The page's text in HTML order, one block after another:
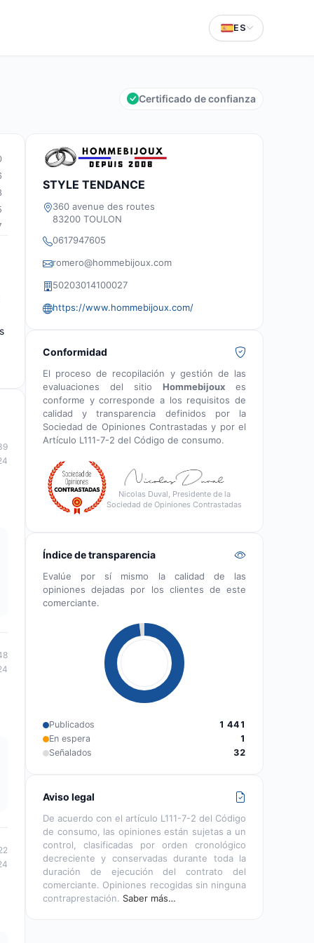
ES
Certificado de confianza
STYLE TENDANCE
360 avenue des routes
83200 TOULON
0617947605
romero@hommebijoux.com
50203014100027
https://www.hommebijoux.com/
Conformidad
El proceso de recopilación y gestión de las
evaluaciones del sitio Hommebijoux es
conforme y corresponde a los requisitos de
calidad y transparencia definidos por la
Sociedad de Opiniones Contrastadas y por el
Artículo L111-7-2 del Código de consumo.
Nicolas Duval, Presidente de la
Sociedad de Opiniones Contrastadas
Índice de transparencia
Evalúe por sí mismo la calidad de las
opiniones dejadas por los clientes de este
comerciante.
Publicados
1 441
En espera
1
Señalados
32
Aviso legal
De acuerdo con el artículo L111-7-2 del Código
de consumo, las opiniones están sujetas a un
control, clasificadas por orden cronológico
decreciente y conservadas durante toda la
duración de ejecución del contrato del
comerciante. Opiniones recogidas sin ninguna
contraprestación. Saber más…